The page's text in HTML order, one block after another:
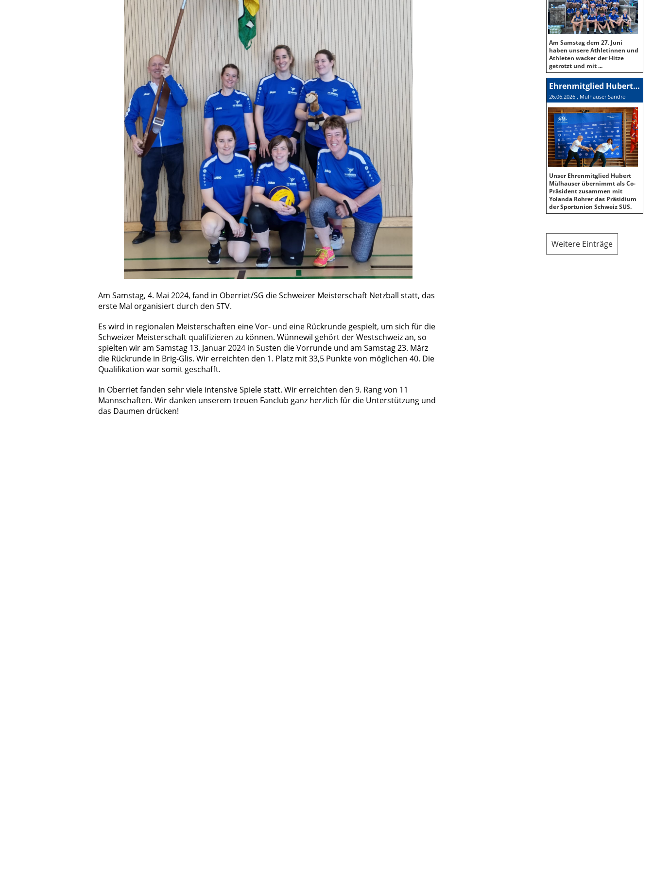
Am Samstag, 4. Mai 2024, fand in Oberriet/SG die Schweizer Meisterschaft Netzball statt, das
erste Mal organisiert durch den STV.
Es wird in regionalen Meisterschaften eine Vor- und eine Rückrunde gespielt, um sich für die
Schweizer Meisterschaft qualifizieren zu können. Wünnewil gehört der Westschweiz an, so
spielten wir am Samstag 13. Januar 2024 in Susten die Vorrunde und am Samstag 23. März
die Rückrunde in Brig-Glis. Wir erreichten den 1. Platz mit 33,5 Punkte von möglichen 40. Die
Qualifikation war somit geschafft.
In Oberriet fanden sehr viele intensive Spiele statt. Wir erreichten den 9. Rang von 11
Mannschaften. Wir danken unserem treuen Fanclub ganz herzlich für die Unterstützung und
das Daumen drücken!
Am Samstag dem 27. Juni
haben unsere Athletinnen und
Athleten wacker der Hitze
getrotzt und mit ...
Ehrenmitglied Hubert Mülhauser neuer Co-Präsident der SUS
26.06.2026 , Mülhauser Sandro
Unser Ehrenmitglied Hubert
Mülhauser übernimmt als Co-
Präsident zusammen mit
Yolanda Rohrer das Präsidium
der Sportunion Schweiz SUS.
Weitere Einträge